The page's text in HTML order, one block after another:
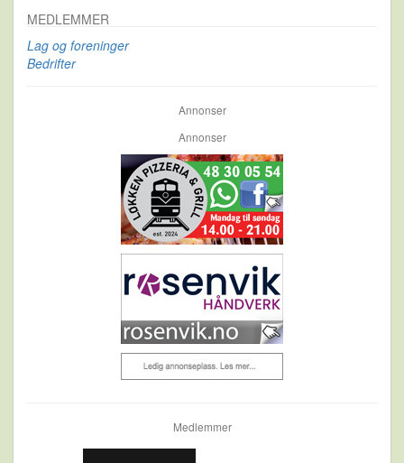
MEDLEMMER
Lag og foreninger
Bedrifter
Annonser
Annonser
Medlemmer